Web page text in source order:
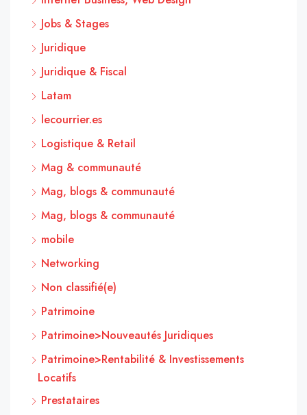
Jobs & Stages
Juridique
Juridique & Fiscal
Latam
lecourrier.es
Logistique & Retail
Mag & communauté
Mag, blogs & communauté
Mag, blogs & communauté
mobile
Networking
Non classifié(e)
Patrimoine
Patrimoine>Nouveautés Juridiques
Patrimoine>Rentabilité & Investissements
Locatifs
Prestataires